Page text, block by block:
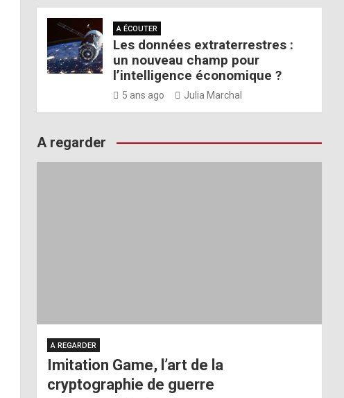
A ÉCOUTER
Les données extraterrestres :
un nouveau champ pour
l’intelligence économique ?
5 ans ago Julia Marchal
A regarder
A REGARDER
Imitation Game, l’art de la
cryptographie de guerre